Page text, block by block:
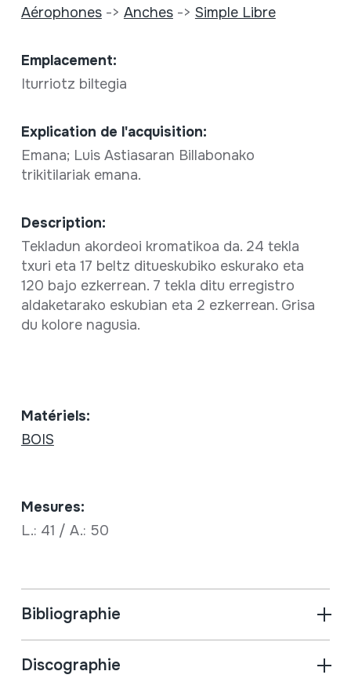
Aérophones-> Anches-> Simple Libre
Emplacement:
Iturriotz biltegia
Explication de l'acquisition:
Emana; Luis Astiasaran Billabonako
trikitilariak emana.
Description:
Tekladun akordeoi kromatikoa da. 24 tekla
txuri eta 17 beltz ditueskubiko eskurako eta
120 bajo ezkerrean. 7 tekla ditu erregistro
aldaketarako eskubian eta 2 ezkerrean. Grisa
du kolore nagusia.
Matériels:
BOIS
Mesures:
L.: 41 / A.: 50
Bibliographie
Discographie